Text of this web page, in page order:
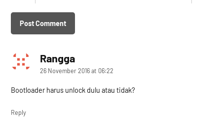
Ranggasays:
26 November 2016 at 06:22
Bootloader harus unlock dulu atau tidak?
Reply